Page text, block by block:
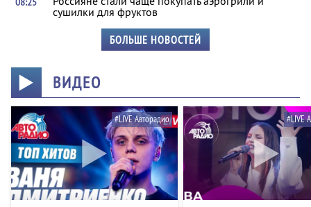
08:25
сушилки для фруктов
БОЛЬШЕ НОВОСТЕЙ
ВИДЕО
#LIVE Авторадио #LIVE